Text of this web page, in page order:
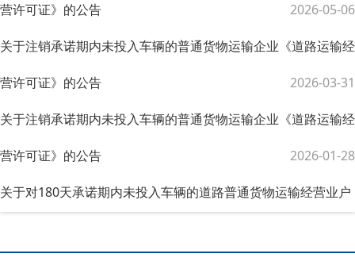
营许可证》的公告 2026-05-06
关于注销承诺期内未投入车辆的普通货物运输企业《道路运输经
营许可证》的公告 2026-03-31
关于注销承诺期内未投入车辆的普通货物运输企业《道路运输经
营许可证》的公告 2026-01-28
关于对180天承诺期内未投入车辆的道路普通货物运输经营业户